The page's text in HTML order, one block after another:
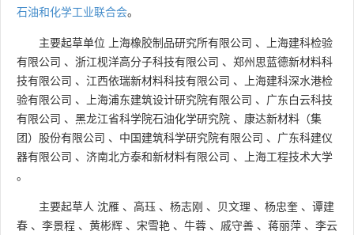
石油和化学工业联合会。
主要起草单位 上海橡胶制品研究所有限公司 、
上海建科检验
有限公司 、 浙江枧洋高分子科技有限公司 、 郑州思蓝德新材料科
技有限公司 、 江西依瑞新材料科技有限公司 、
上海建科深水港检
验有限公司 、 上海浦东建筑设计研究院有限公司 、 广东白云科技
有限公司 、 黑龙江省科学院石油化学研究院 、 康达新材料（集
团）股份有限公司 、 中国建筑科学研究院有限公司 、 广东科建仪
器有限公司 、 济南北方泰和新材料有限公司 、
上海工程技术大学
。
主要起草人 沈雁 、 高珏 、 杨志刚 、 贝文理 、 杨忠奎 、 谭建
春 、 李景程 、 黄彬辉 、 宋雪艳 、 牛蓉 、 戚守善 、 蒋丽萍 、 李云